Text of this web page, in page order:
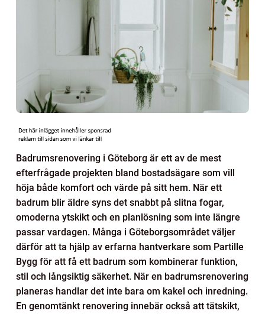
Badrumsrenovering i Göteborg är ett av de mest
efterfrågade projekten bland bostadsägare som vill
höja både komfort och värde på sitt hem. När ett
badrum blir äldre syns det snabbt på slitna fogar,
omoderna ytskikt och en planlösning som inte längre
passar vardagen. Många i Göteborgsområdet väljer
därför att ta hjälp av erfarna hantverkare som Partille
Bygg för att få ett badrum som kombinerar funktion,
stil och långsiktig säkerhet. När en badrumsrenovering
planeras handlar det inte bara om kakel och inredning.
En genomtänkt renovering innebär också att tätskikt,